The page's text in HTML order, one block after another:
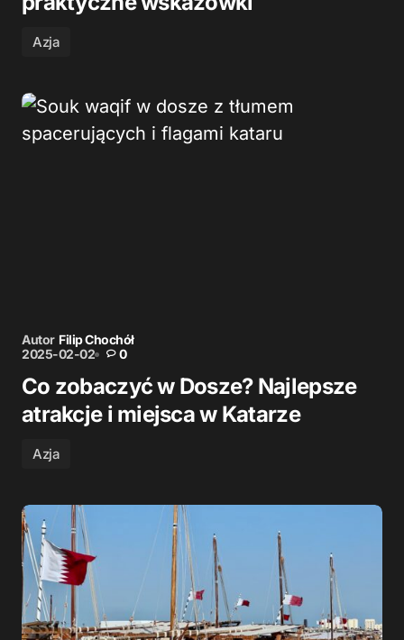
Azja
Autor Filip Chochół
2025-02-02
0
Co zobaczyć w Dosze? Najlepsze
atrakcje i miejsca w Katarze
Azja